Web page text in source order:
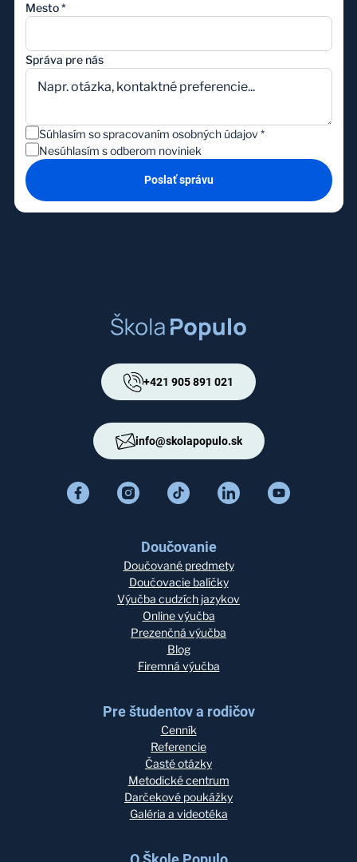
Mesto *
Správa pre nás
Súhlasím so spracovaním osobných údajov *
Nesúhlasím s odberom noviniek
Poslať správu
+421 905 891 021
info@skolapopulo.sk
Doučovanie
Doučované predmety
Doučovacie balíčky
Výučba cudzích jazykov
Online výučba
Prezenčná výučba
Blog
Firemná výučba
Pre študentov a rodičov
Cenník
Referencie
Časté otázky
Metodické centrum
Darčekové poukážky
Galéria a videotéka